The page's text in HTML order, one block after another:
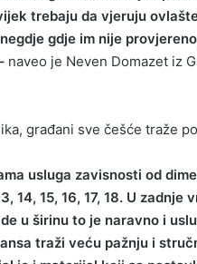
trebaju da vjeruju
gdje im nije
naveo je Neven Domazet iz
građani sve češće traže
usluga zavisnosti od
14, 15, 16, 17, 18. U zadnje
u širinu to je naravno i
traži veću pažnju i